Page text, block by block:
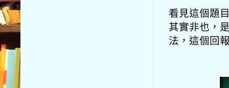
看見這個題
其實非也，
法，這個回